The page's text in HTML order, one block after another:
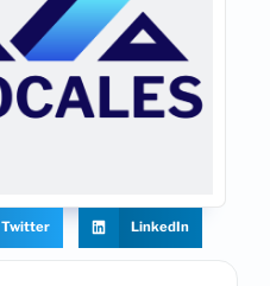
Twitter LinkedIn